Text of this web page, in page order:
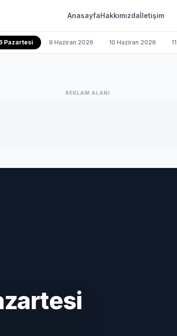
AnasayfaHakkımızdaİletişim
Pazartesi 9 Haziran 2026 10 Haziran 2026
REKLAM ALANI